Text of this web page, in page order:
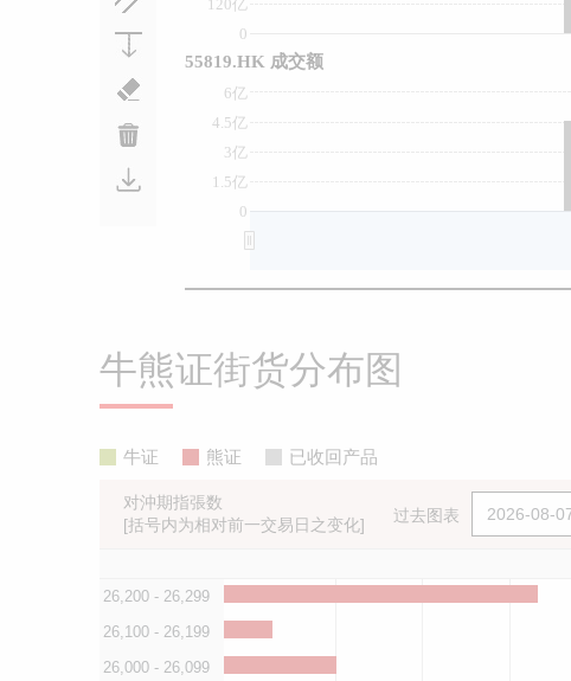
0
120亿
0
1.5亿
3亿
4.5亿
6亿
55819.HK 成交额
牛熊证街货分布图
牛证 熊证 已收回产品
对沖期指張数
[括号内为相对前一交易日之变化]
过去图表
26,200 - 26,299
26,100 - 26,199
26,000 - 26,099